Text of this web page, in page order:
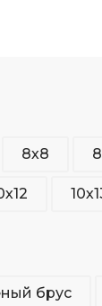
8х8
брус